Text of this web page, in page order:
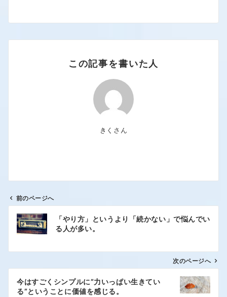
この記事を書いた人
きくさん
前のページへ
「やり方」というより「続かない」で悩んでい
る人が多い。
次のページへ
今はすごくシンプルに”力いっぱい生きてい
る”ということに価値を感じる。